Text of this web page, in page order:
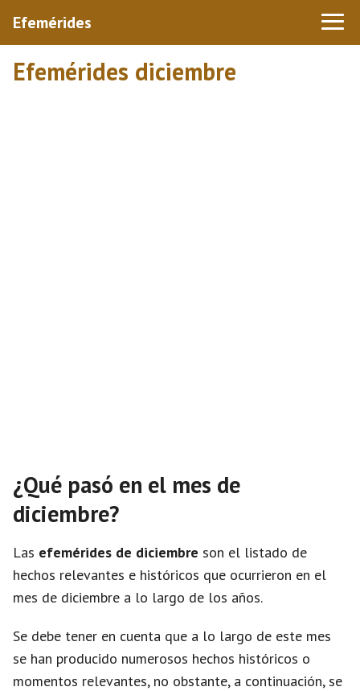
Efemérides
Efemérides diciembre
¿Qué pasó en el mes de
diciembre?
Las efemérides de diciembre son el listado de
hechos relevantes e históricos que ocurrieron en el
mes de diciembre a lo largo de los años.
Se debe tener en cuenta que a lo largo de este mes
se han producido numerosos hechos históricos o
momentos relevantes, no obstante, a continuación, se